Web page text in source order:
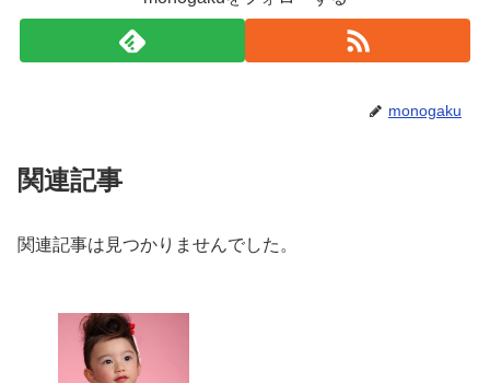
monogaku
関連記事
関連記事は見つかりませんでした。